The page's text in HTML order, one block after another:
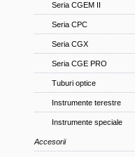
Seria CGEM II
Seria CPC
Seria CGX
Seria CGE PRO
Tuburi optice
Instrumente terestre
Instrumente speciale
Accesorii